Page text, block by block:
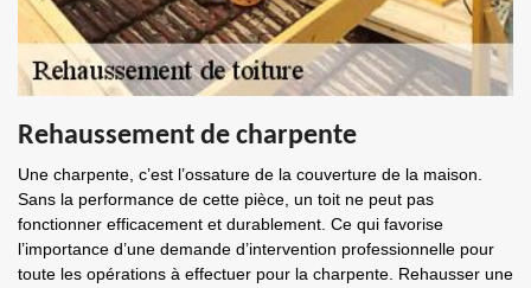
Rehaussement de charpente
Une charpente, c’est l’ossature de la couverture de la maison.
Sans la performance de cette pièce, un toit ne peut pas
fonctionner efficacement et durablement. Ce qui favorise
l’importance d’une demande d’intervention professionnelle pour
toute les opérations à effectuer pour la charpente. Rehausser une